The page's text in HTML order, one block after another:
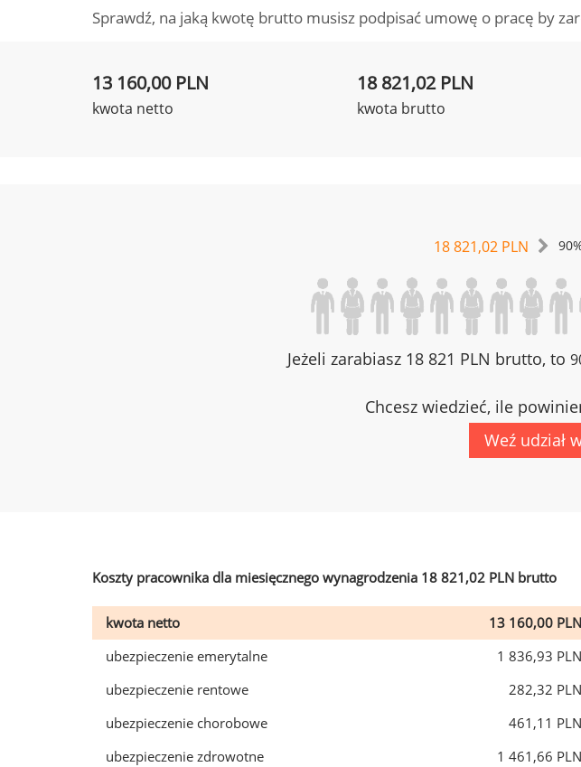
Sprawdź, na jaką kwotę brutto musisz podpisać umowę o pracę by
13 160,00 PLN
kwota netto
18 821,02 PLN
kwota brutto
18 821,02 PLN
Jeżeli zarabiasz 18 821 PLN brutto, to
Chcesz wiedzieć, ile
Weź udział
Koszty pracownika dla miesięcznego wynagrodzenia 18 821,02 PLN brutto
kwota netto
13 160,00 PLN
ubezpieczenie emerytalne
1 836,93 PLN
ubezpieczenie rentowe
282,32 PLN
ubezpieczenie chorobowe
461,11 PLN
ubezpieczenie zdrowotne
1 461,66 PLN